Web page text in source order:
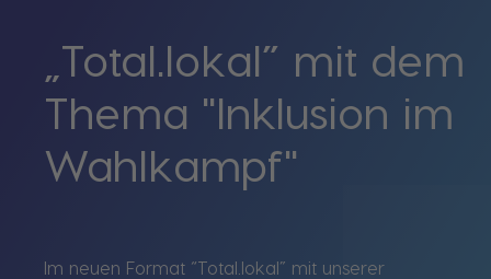
„Total.lokal” mit dem
Thema "Inklusion im
Wahlkampf"
Im neuen Format “Total.lokal” mit unserer